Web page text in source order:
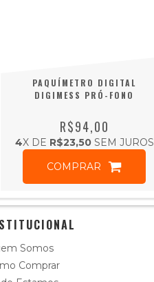
PAQUÍMETRO DIGITAL
DIGIMESS PRÓ-FONO
R$94,00
4X DE R$23,50SEM JUROS
COMPRAR
Somos
Comprar